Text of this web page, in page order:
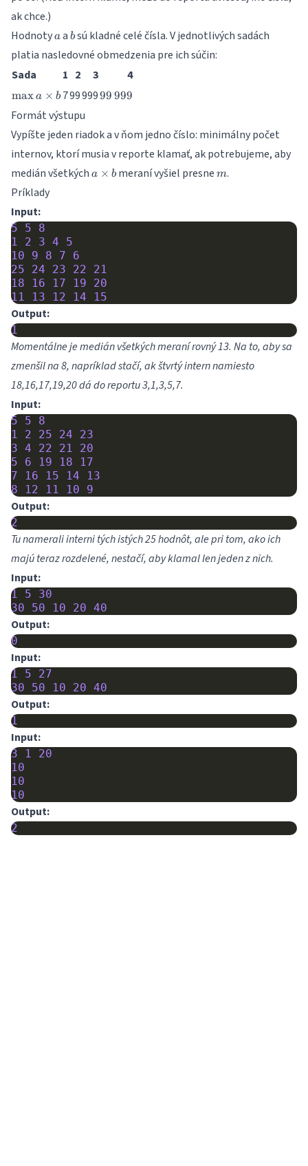
ak chce.)
Hodnotya
aa b
bsú kladné celé čísla. V jednotlivých sadách
platia nasledovné obmedzenia pre ich súčin:
Sada
1 2 3 4
\max
b
maxa × b 79999999\,999
99 999
Formát výstupu
Vypíšte jeden riadok a v ňom jedno číslo: minimálny počet
internov, ktorí musia v reporte klamať, ak potrebujeme, aby
medián všetkých a\times
a × bmeraní vyšiel presnem
m.
Príklady
Input:
5 5
8
1
2 3 4
5
10
9 8 7
6
25
24 23 22
21
18
16 17 19
20
11
13 12 14 15
Output:
1
Momentálne je medián všetkých meraní rovný 13. Na to, aby sa
zmenšil na 8, napríklad stačí, ak štvrtý intern namiesto
18,16,17,19,20 dá do reportu 3,1,3,5,7.
Input:
5 5
8
1
2 25 24
23
3 4 22 21
20
5
6 19 18
17
7
16 15 14
13
8
12 11 10 9
Output:
2
Tu namerali interni tých istých 25 hodnôt, ale pri tom, ako ich
majú teraz rozdelené, nestačí, aby klamal len jeden z nich.
Input:
1 5
30
30
50 10 20 40
Output:
0
Input:
1 5
27
30
50 10 20 40
Output:
1
Input:
3 1
20
10
10
10
Output:
2